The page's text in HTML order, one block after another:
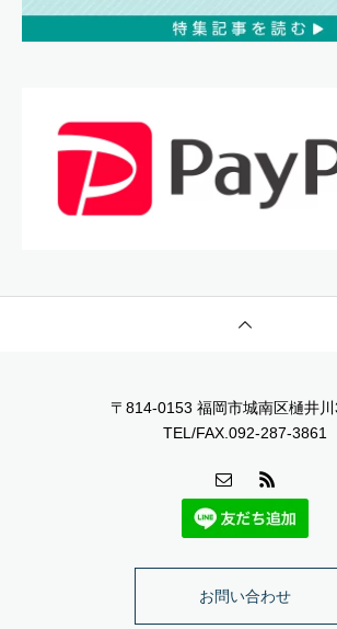
〒814-0153 福岡市城南区樋井
TEL/FAX.092-287-3861
お問い合わせ